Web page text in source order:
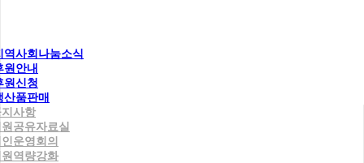
역사회나눔소식
원안내
원신청
산품판매
사항
공유자료실
운영회의
역량강화